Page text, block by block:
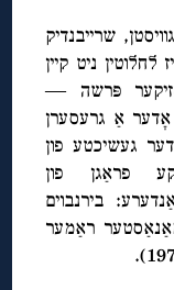
שרייבנדיק
ניט קיין
פּרשה —
אַ גרעסערן
געשיכטע פון
פראַגן פון
בירנבוים
1953; יאָפע 1954; מאַנאַסטער ראַמער